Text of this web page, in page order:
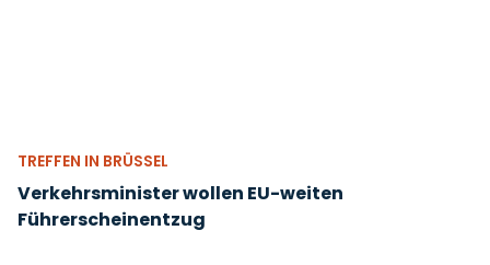
TREFFEN IN BRÜSSEL
Verkehrsminister wollen EU-weiten
Führerscheinentzug